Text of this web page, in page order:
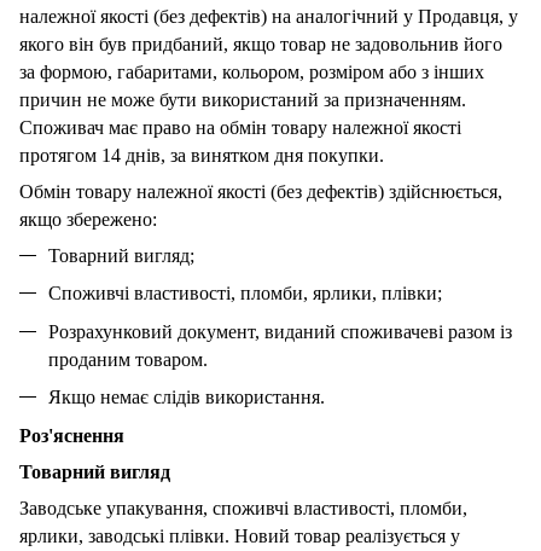
належної якості (без дефектів) на аналогічний у Продавця, у
якого він був придбаний, якщо товар не задовольнив його
за формою, габаритами, кольором, розміром або з інших
причин не може бути використаний за призначенням.
Споживач має право на обмін товару належної якості
протягом 14 днів, за винятком дня покупки.
Обмін товару належної якості (без дефектів) здійснюється,
якщо збережено:
Товарний вигляд;
Споживчі властивості, пломби, ярлики, плівки;
Розрахунковий документ, виданий споживачеві разом із
проданим товаром.
Якщо немає слідів використання.
Роз'яснення
Товарний вигляд
Заводське упакування, споживчі властивості, пломби,
ярлики, заводські плівки. Новий товар реалізується у